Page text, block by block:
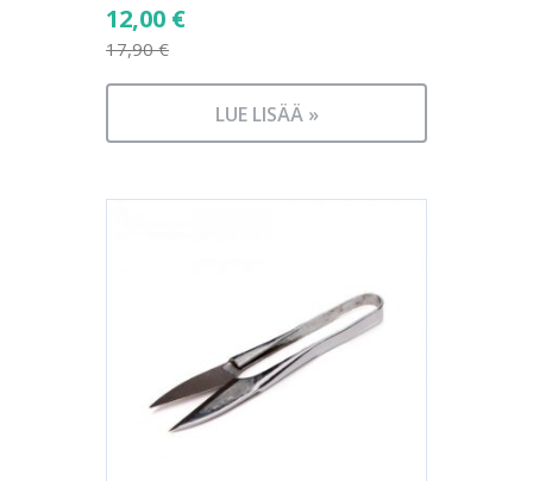
17,90€
Alkuperäinen
hinta
oli:
12,00 €
Nykyinen
on:
LUE LISÄÄ »